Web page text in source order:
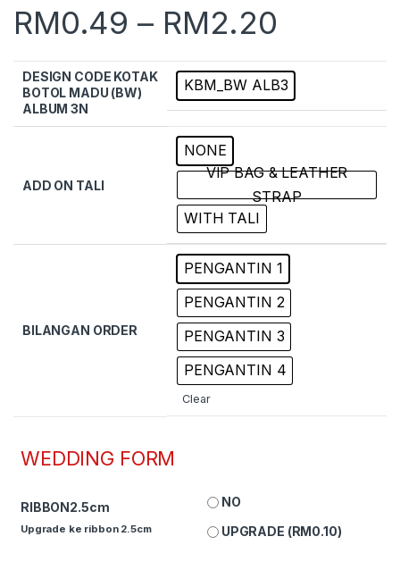
RM0.49 – RM2.20
DESIGN CODE KOTAK
BOTOL MADU (BW)
ALBUM 3N
KBM_BW ALB3
ADD ON TALI
NONE
VIP BAG & LEATHER
STRAP
WITH TALI
BILANGAN ORDER
PENGANTIN 1
PENGANTIN 2
PENGANTIN 3
PENGANTIN 4
Clear
WEDDING FORM
RIBBON2.5cm
Upgrade ke ribbon 2.5cm
NO
UPGRADE (RM0.10)